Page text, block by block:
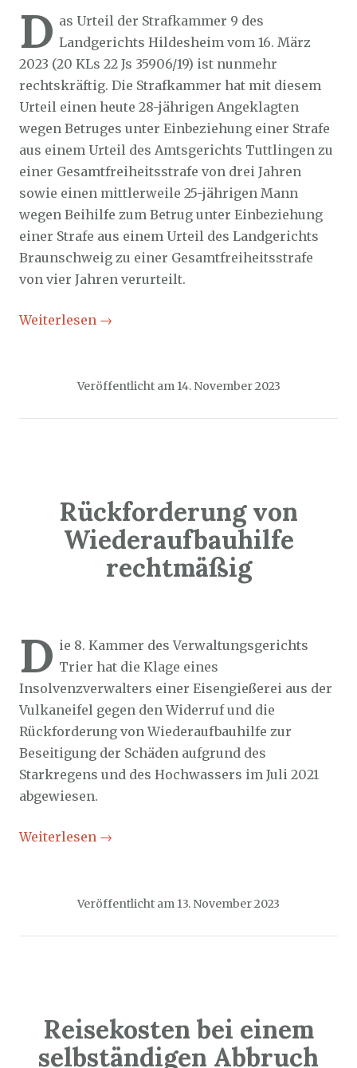
D as Urteil der Strafkammer 9 des
Landgerichts Hildesheim vom 16. März
2023 (20 KLs 22 Js 35906/19) ist nunmehr
rechtskräftig. Die Strafkammer hat mit diesem
Urteil einen heute 28-jährigen Angeklagten
wegen Betruges unter Einbeziehung einer Strafe
aus einem Urteil des Amtsgerichts Tuttlingen zu
einer Gesamtfreiheitsstrafe von drei Jahren
sowie einen mittlerweile 25-jährigen Mann
wegen Beihilfe zum Betrug unter Einbeziehung
einer Strafe aus einem Urteil des Landgerichts
Braunschweig zu einer Gesamtfreiheitsstrafe
von vier Jahren verurteilt.
Weiterlesen →
Veröffentlicht am 14. November 2023
Rückforderung von
Wiederaufbauhilfe
rechtmäßig
D ie 8. Kammer des Verwaltungsgerichts
Trier hat die Klage eines
Insolvenzverwalters einer Eisengießerei aus der
Vulkaneifel gegen den Widerruf und die
Rückforderung von Wiederaufbauhilfe zur
Beseitigung der Schäden aufgrund des
Starkregens und des Hochwassers im Juli 2021
abgewiesen.
Weiterlesen →
Veröffentlicht am 13. November 2023
Reisekosten bei einem
selbständigen Abbruch